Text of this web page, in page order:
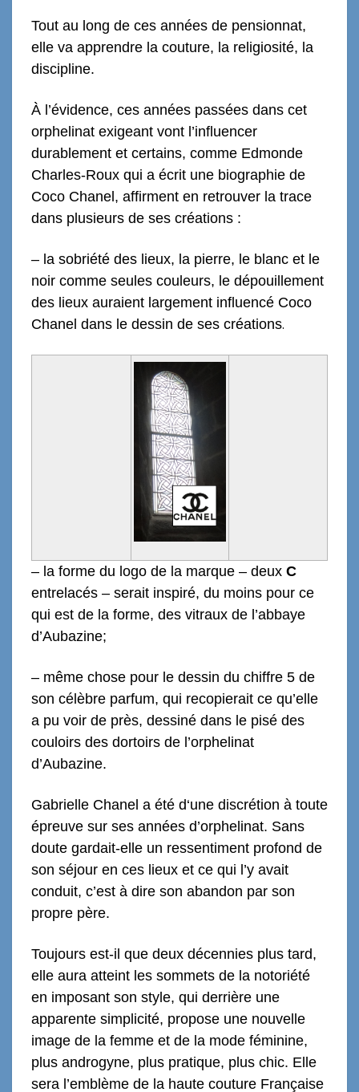
Tout au long de ces années de pensionnat,
elle va apprendre la couture, la religiosité, la
discipline.
À l’évidence, ces années passées dans cet
orphelinat exigeant vont l’influencer
durablement et certains, comme Edmonde
Charles-Roux qui a écrit une biographie de
Coco Chanel, affirment en retrouver la trace
dans plusieurs de ses créations :
– la sobriété des lieux, la pierre, le blanc et le
noir comme seules couleurs, le dépouillement
des lieux auraient largement influencé Coco
Chanel dans le dessin de ses créations.
– la forme du logo de la marque – deux C
entrelacés – serait inspiré, du moins pour ce
qui est de la forme, des vitraux de l’abbaye
d’Aubazine;
– même chose pour le dessin du chiffre 5 de
son célèbre parfum, qui recopierait ce qu’elle
a pu voir de près, dessiné dans le pisé des
couloirs des dortoirs de l’orphelinat
d’Aubazine.
Gabrielle Chanel a été d‘une discrétion à toute
épreuve sur ses années d’orphelinat. Sans
doute gardait-elle un ressentiment profond de
son séjour en ces lieux et ce qui l’y avait
conduit, c’est à dire son abandon par son
propre père.
Toujours est-il que deux décennies plus tard,
elle aura atteint les sommets de la notoriété
en imposant son style, qui derrière une
apparente simplicité, propose une nouvelle
image de la femme et de la mode féminine,
plus androgyne, plus pratique, plus chic. Elle
sera l’emblème de la haute couture Française